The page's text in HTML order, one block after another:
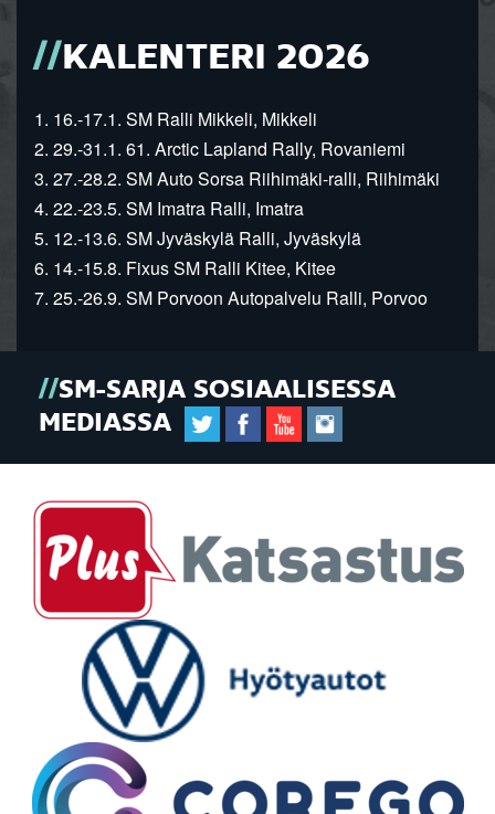
KALENTERI 2026
1. 16.-17.1. SM Ralli Mikkeli, Mikkeli
2. 29.-31.1. 61. Arctic Lapland Rally, Rovaniemi
3. 27.-28.2. SM Auto Sorsa Riihimäki-ralli, Riihimäki
4. 22.-23.5. SM Imatra Ralli, Imatra
5. 12.-13.6. SM Jyväskylä Ralli, Jyväskylä
6. 14.-15.8. Fixus SM Ralli Kitee, Kitee
7. 25.-26.9. SM Porvoon Autopalvelu Ralli, Porvoo
SM-SARJA SOSIAALISESSA
MEDIASSA